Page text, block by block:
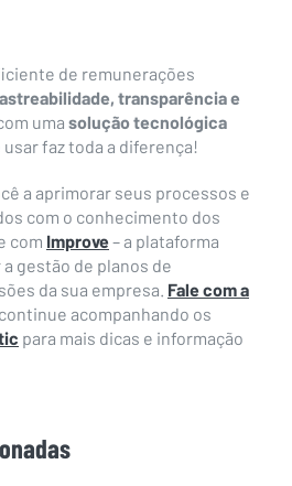
de remunerações
transparência e
uma solução tecnológica
faz toda a diferença!
a aprimorar seus processos e
com o conhecimento dos
com Improve– a plataforma
gestão de planos de
da sua empresa. Fale com a
acompanhando os
para mais dicas e informação